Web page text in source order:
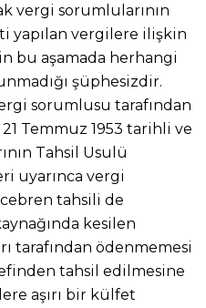
vergi sorumlularının
yapılan vergilere ilişkin
bu aşamada herhangi
şüphesizdir.
sorumlusu tarafından
Temmuz 1953 tarihli ve
Tahsil Usulü
uyarınca vergi
tahsili de
kesilen
tarafından ödenmemesi
tahsil edilmesine
aşırı bir külfet